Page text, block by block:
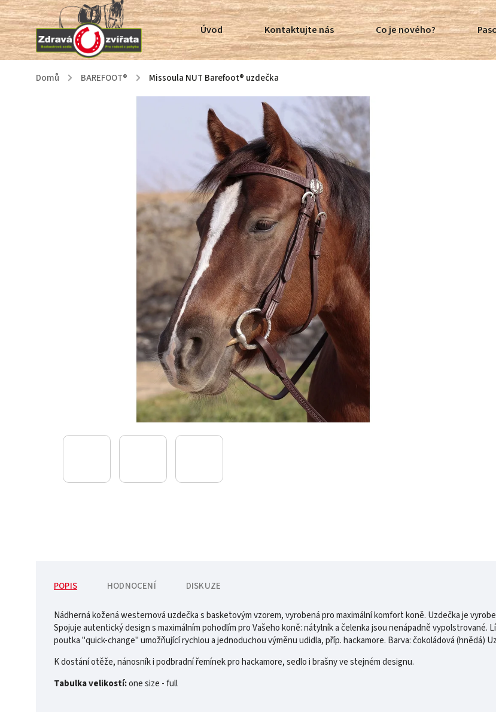
Úvod Kontaktujte nás Co je nového?
Domů / BAREFOOT® / Missoula NUT Barefoot® uzdečka
POPIS HODNOCENÍ DISKUZE
Nádherná kožená westernová uzdečka s basketovým vzorem, vyrobená pro maximální komfort koně. Uzdečka je
Spojuje autentický design s maximálním pohodlím pro Vašeho koně: nátylník a čelenka jsou nenápadně vypolstrované.
poutka "quick-change" umožňující rychlou a jednoduchou výměnu udidla, příp. hackamore. Barva: čokoládová (hnědá)
K dostání otěže, nánosník i podbradní řemínek pro hackamore, sedlo i brašny ve stejném designu.
Tabulka velikostí:one size - full